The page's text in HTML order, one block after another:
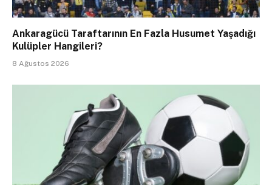
Ankaragücü Taraftarının En Fazla Husumet Yaşadığı
Kulüpler Hangileri?
8 Ağustos 2026